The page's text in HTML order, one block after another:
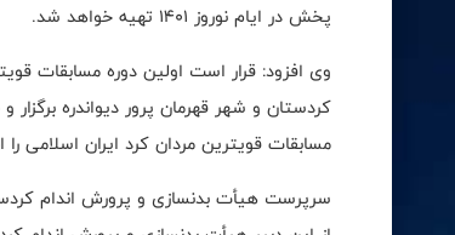
پخش در ایام نوروز ۱۴۰۱ تهیه خواهد شد.
کردستان و شهر قهرمان پرور دیواندره
مسابقات قویترین مردان کرد ایران اسلامی
سرپرست هیأت بدنسازی و پرورش اندام